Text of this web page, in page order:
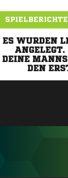
ES WURDEN
DEINE
DEN